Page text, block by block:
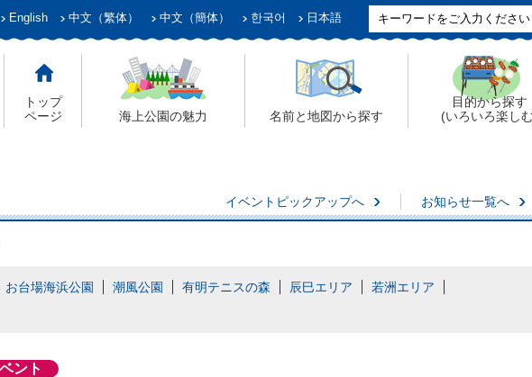
English 中文（繁体） 中文（簡体） 한국어 日本語
トップ
ページ
海上公園の魅力 名前と地図から探す
目的から探す
(いろいろ楽し
イベントピックアップへ お知らせ一覧へ
お台場海浜公園 潮風公園 有明テニスの森 辰巳エリア
若洲エリア
ント